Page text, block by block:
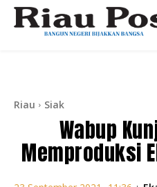
Riau Siak
Wabup
Memproduksi